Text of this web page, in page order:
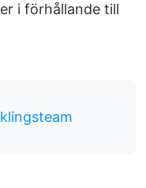
i förhållande till